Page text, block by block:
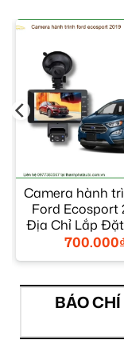
Camera hành
Ford Ecosport
Địa Chỉ Lắp Đặt
TPHCM
700.000
BÁO